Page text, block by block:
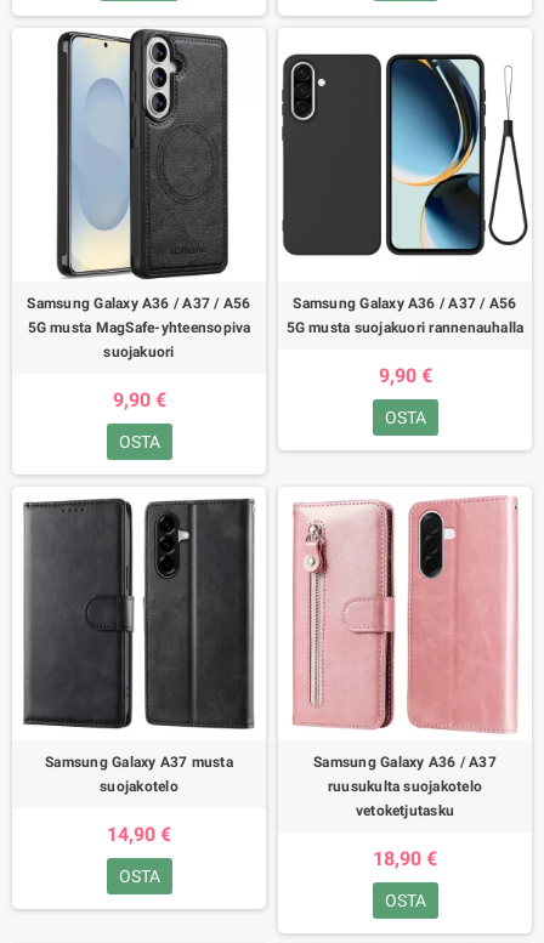
Samsung Galaxy A36 / A37 / A56
5G musta MagSafe-yhteensopiva
suojakuori
9,90 €
OSTA
Samsung Galaxy A36 / A37 / A56
5G musta suojakuori rannenauhalla
9,90 €
OSTA
Samsung Galaxy A37 musta
suojakotelo
14,90 €
OSTA
Samsung Galaxy A36 / A37
ruusukulta suojakotelo
vetoketjutasku
18,90 €
OSTA